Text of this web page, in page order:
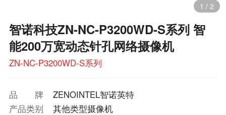
1 / 2
智诺科技ZN-NC-P3200WD-S系列 智
能200万宽动态针孔网络摄像机
ZN-NC-P3200WD-S系列
品牌
ZENOINTEL智诺英特
产品类别
其他类型摄像机